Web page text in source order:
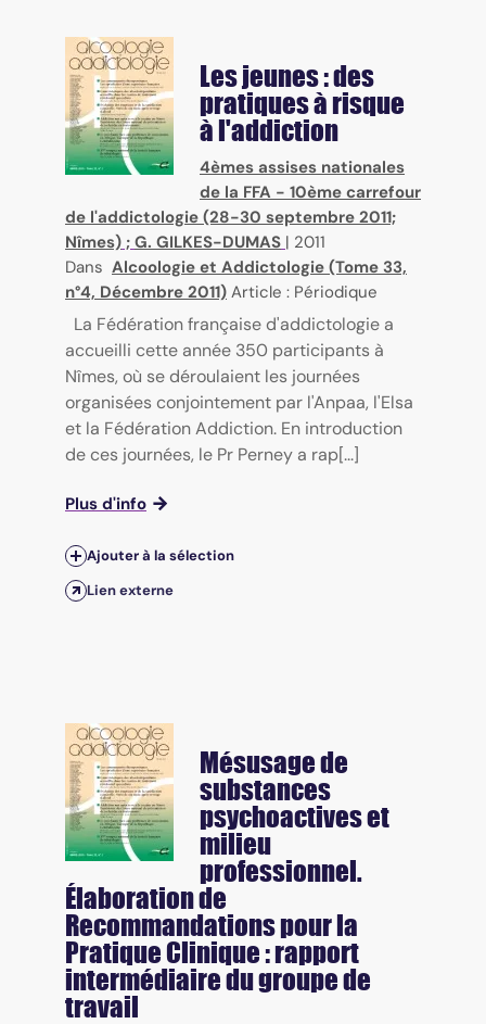
Les jeunes : des
pratiques à risque
à l'addiction
4èmes assises nationales
de la FFA - 10ème carrefour
de l'addictologie (28-30 septembre 2011;
Nîmes) ; G. GILKES-DUMAS | 2011
Dans Alcoologie et Addictologie (Tome 33,
n°4, Décembre 2011) Article : Périodique
La Fédération française d'addictologie a
accueilli cette année 350 participants à
Nîmes, où se déroulaient les journées
organisées conjointement par l'Anpaa, l'Elsa
et la Fédération Addiction. En introduction
de ces journées, le Pr Perney a rap[...]
Plus d'info
Ajouter à la sélection
Lien externe
Mésusage de
substances
psychoactives et
milieu
professionnel.
Élaboration de
Recommandations pour la
Pratique Clinique : rapport
intermédiaire du groupe de
travail